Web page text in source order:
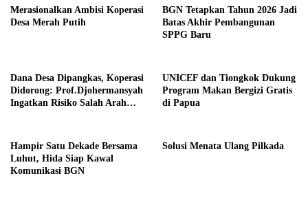
Merasionalkan Ambisi Koperasi
Desa Merah Putih
BGN Tetapkan Tahun 2026 Jadi
Batas Akhir Pembangunan
SPPG Baru
Dana Desa Dipangkas, Koperasi
Didorong: Prof.Djohermansyah
Ingatkan Risiko Salah Arah
UNICEF dan Tiongkok Dukung
Program Makan Bergizi Gratis
di Papua
Hampir Satu Dekade Bersama
Luhut, Hida Siap Kawal
Komunikasi BGN
Solusi Menata Ulang Pilkada